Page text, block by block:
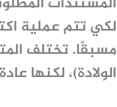
لكي تتم عملية
مسبقًا. تختلف
الولادة)، لكنها